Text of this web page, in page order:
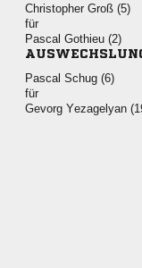
  
für
  
  
für
 